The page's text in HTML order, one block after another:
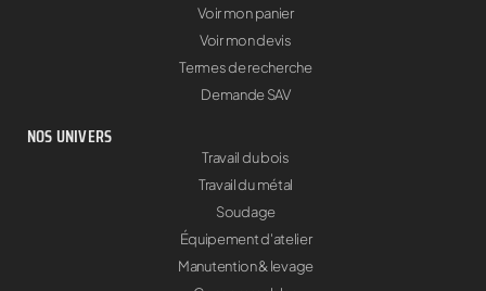
Voir mon panier
Voir mon devis
Termes de recherche
Demande SAV
NOS UNIVERS
Travail du bois
Travail du métal
Soudage
Équipement d'atelier
Manutention & levage